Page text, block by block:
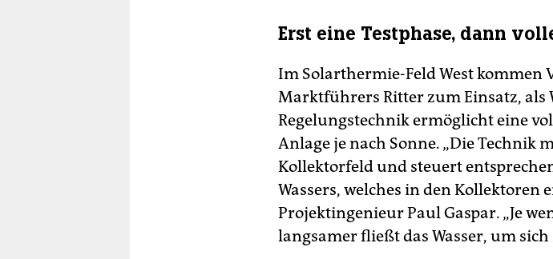
Erst eine Testphase, dann
Im Solarthermie-Feld West
Marktführers Ritter zum Einsatz, als
Regelungstechnik ermöglicht eine
Anlage je nach Sonne. „Die Technik
Kollektorfeld und steuert
Wassers, welches in den
Projektingenieur Paul Gaspar. „Je
langsamer fließt das Wasser, um